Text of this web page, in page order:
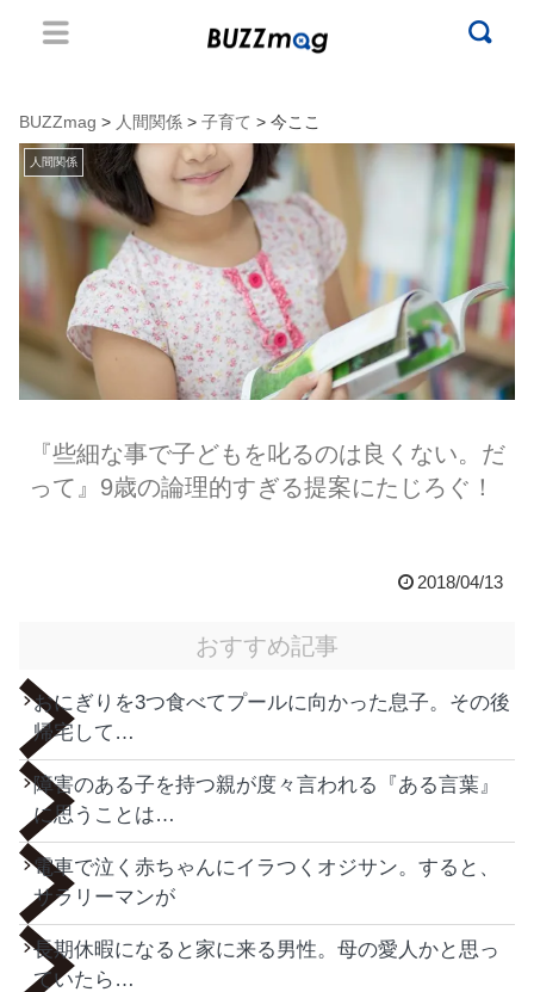
BUZZmag > 人間関係 > 子育て > 今ここ
人間関係
『些細な事で子どもを叱るのは良くない。だ
って』9歳の論理的すぎる提案にたじろぐ！
2018/04/13
おすすめ記事
おにぎりを3つ食べてプールに向かった息子。その後
帰宅して…
障害のある子を持つ親が度々言われる『ある言葉』
に思うことは…
電車で泣く赤ちゃんにイラつくオジサン。すると、
サラリーマンが
長期休暇になると家に来る男性。母の愛人かと思っ
ていたら…